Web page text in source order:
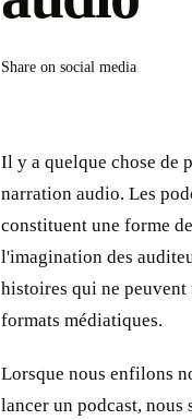
Share on social media
Il y a quelque chose de
narration audio. Les
constituent une forme
l'imagination des
histoires qui ne peuvent
formats médiatiques.
Lorsque nous enfilons
lancer un podcast, nous